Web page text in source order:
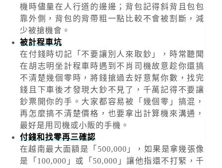
機時儘量在人行道的邊邊；背包記得斜背且包包
靠外側，背包的背帶粗一點比較不會被割斷，減
少被搶機會。
被計程車坑
在付錢時切記「不要讓別人來取鈔」，時常聽聞
在胡志明坐計程車時遇到不肖司機故意趁你還搞
不清楚幾個零時，將錢搶過去好意幫你數，找完
錢且下車後才發現大鈔不見了，千萬記得不要讓
鈔票開你的手。大家都容易被「幾個零」搞混，
再怎麼搞不清楚價格，也要拿出計算機來溝通，
最好是用司機或小販的手機。
付錢和找零再三確認
在越南最大面額是「500,000」，如果是拿幾張像
是「100,000」或「50,000」讓他指還不打緊，千